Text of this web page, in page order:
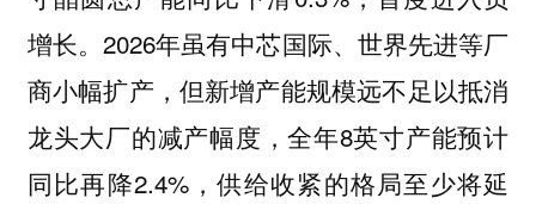
增长。2026年虽有中芯国际、世界先进等厂
商小幅扩产，但新增产能规模远不足以抵消
龙头大厂的减产幅度，全年8英寸产能预计
同比再降2.4%，供给收紧的格局至少将延